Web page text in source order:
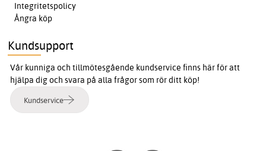
Integritetspolicy
Ångra köp
Kundsupport
Vår kunniga och tillmötesgående kundservice finns här för att
hjälpa dig och svara på alla frågor som rör ditt köp!
Kundservice